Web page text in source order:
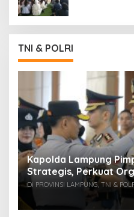
TNI & POLRI
Kapolda Lampung
Strategis, Perkuat
Polri Presisi
Di PROVINSI LAMPUNG, TNI &